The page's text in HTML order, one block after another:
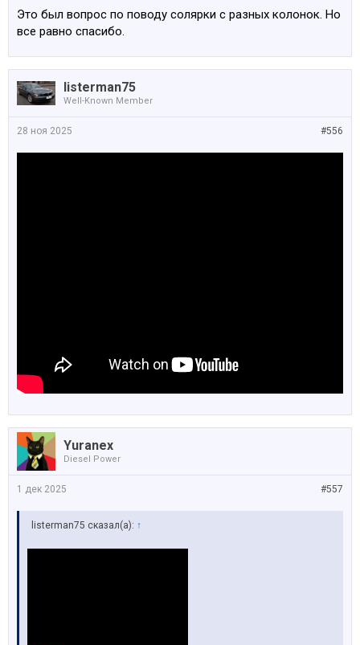
Это был вопрос по поводу солярки с разных колонок. Но
все равно спасибо.
listerman75
Well-Known Member
#556
28 ноя 2025
Yuranex
Diesel Power
#557
1 дек 2025
listerman75 сказал(а): ↑